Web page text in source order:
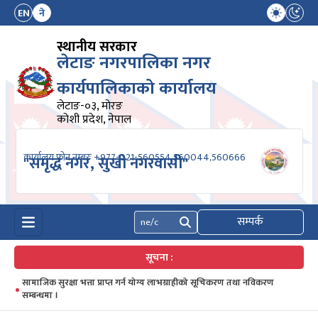
EN ने
स्थानीय सरकार
लेटाङ नगरपालिका नगर
कार्यपालिकाको कार्यालय
लेटाङ-०३, मोरङ
कोशी प्रदेश, नेपाल
कार्यालय फोन नम्बरः +977-021-560554,560044,560666
"समृद्ध नगर, सुखी नगरवासी"
खोज्नुहोस् सम्पर्क
सूचना :
सामाजिक सुरक्षा भत्ता प्राप्त गर्न योग्य लाभग्राहीको सूचिकरण तथा नविकरण
सम्बन्धमा ।